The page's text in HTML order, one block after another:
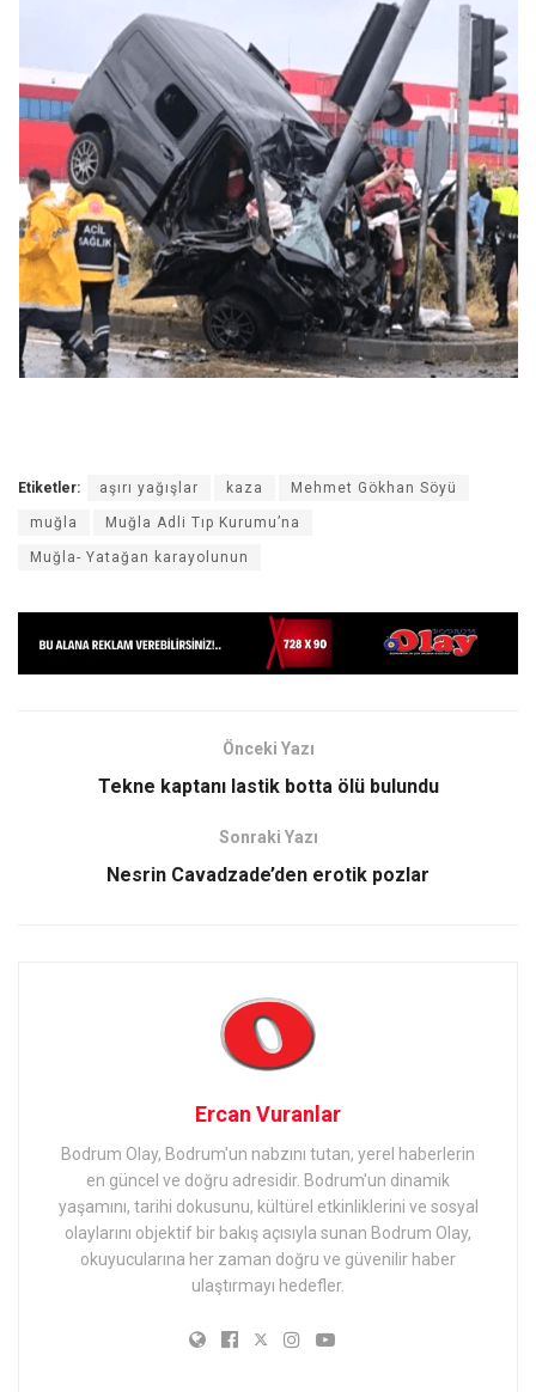
Etiketler: aşırı yağışlar kaza Mehmet Gökhan Söyü
muğla Muğla Adli Tıp Kurumu’na
Muğla- Yatağan karayolunun
Önceki Yazı
Tekne kaptanı lastik botta ölü bulundu
Sonraki Yazı
Nesrin Cavadzade’den erotik pozlar
Ercan Vuranlar
Bodrum Olay, Bodrum'un nabzını tutan, yerel haberlerin
en güncel ve doğru adresidir. Bodrum'un dinamik
yaşamını, tarihi dokusunu, kültürel etkinliklerini ve sosyal
olaylarını objektif bir bakış açısıyla sunan Bodrum Olay,
okuyucularına her zaman doğru ve güvenilir haber
ulaştırmayı hedefler.